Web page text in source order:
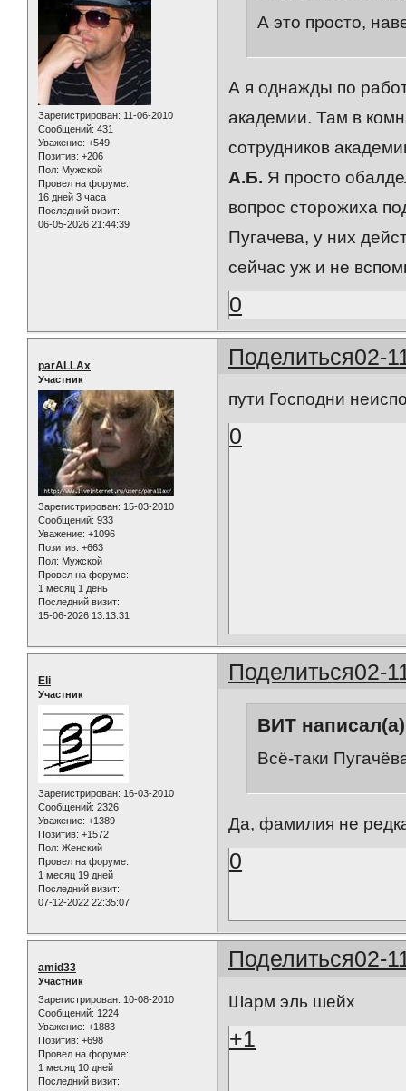
Зарегистрирован: 11-06-2010
Сообщений: 431
Уважение: +549
Позитив: +206
Пол: Мужской
Провел на форуме:
16 дней 3 часа
Последний визит:
06-05-2026 21:44:39
А это просто,
А я однажды по
академии. Там в
сотрудников
А.Б. Я просто
вопрос сторожиха
Пугачева, у них
сейчас уж и не
0
Поделиться02-
parALLAx
Участник
Зарегистрирован: 15-03-2010
Сообщений: 933
Уважение: +1096
Позитив: +663
Пол: Мужской
Провел на форуме:
1 месяц 1 день
Последний визит:
15-06-2026 13:13:31
пути Господни
0
Поделиться02-
Eli
Участник
Зарегистрирован: 16-03-2010
Сообщений: 2326
Уважение: +1389
Позитив: +1572
Пол: Женский
Провел на форуме:
1 месяц 19 дней
Последний визит:
07-12-2022 22:35:07
ВИТ
Всё-таки
Да, фамилия не
0
Поделиться02-
amid33
Участник
Зарегистрирован: 10-08-2010
Сообщений: 1224
Уважение: +1883
Позитив: +698
Провел на форуме:
1 месяц 10 дней
Последний визит:
Шарм эль шейх
+1